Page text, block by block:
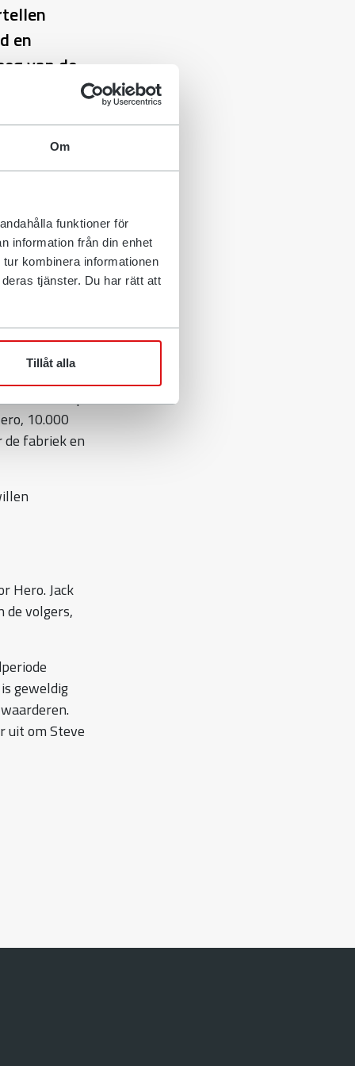
Om
funktioner för
information från din enhet
kombinera informationen
tjänster. Du har rätt att
Tillåt alla
en
van de
vrienden
de hele
Steve
gedacht
10.000
de fabriek en
Hero. Jack
de volgers,
geweldig
uit om Steve